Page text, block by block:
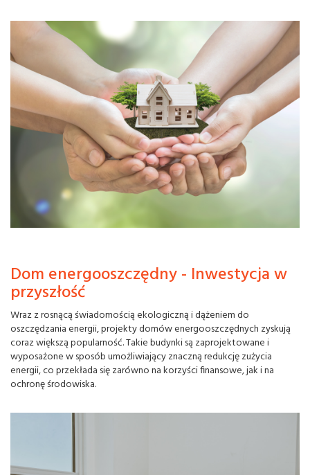
Dom energooszczędny - Inwestycja w
przyszłość
Wraz z rosnącą świadomością ekologiczną i dążeniem do
oszczędzania energii, projekty domów energooszczędnych zyskują
coraz większą popularność. Takie budynki są zaprojektowane i
wyposażone w sposób umożliwiający znaczną redukcję zużycia
energii, co przekłada się zarówno na korzyści finansowe, jak i na
ochronę środowiska.